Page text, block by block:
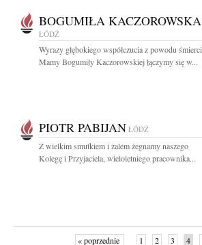
BOGUMIŁA KACZOROWSKA
ŁÓDŹ
Wyrazy głębokiego współczucia z powodu śmierci
Mamy Bogumiły Kaczorowskiej łączymy się w...
PIOTR PABIJAN ŁÓDŹ
Z wielkim smutkiem i żalem żegnamy naszego
Kolegę i Przyjaciela, wieloletniego pracownika...
« poprzednie 1 2 3 4